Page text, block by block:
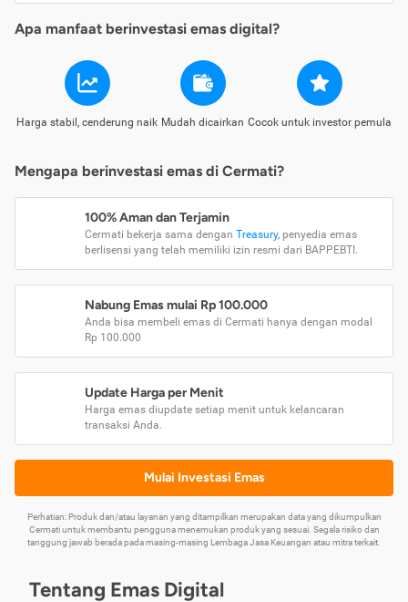
Apa manfaat berinvestasi emas digital?
Harga stabil, cenderung naik Mudah dicairkan Cocok untuk investor pemula
Mengapa berinvestasi emas di Cermati?
100% Aman dan Terjamin
Cermati bekerja sama dengan Treasury, penyedia emas
berlisensi yang telah memiliki izin resmi dari BAPPEBTI.
Nabung Emas mulai Rp 100.000
Anda bisa membeli emas di Cermati hanya dengan modal
Rp 100.000
Update Harga per Menit
Harga emas diupdate setiap menit untuk kelancaran
transaksi Anda.
Mulai Investasi Emas
Perhatian: Produk dan/atau layanan yang ditampilkan merupakan data yang dikumpulkan
Cermati untuk membantu pengguna menemukan produk yang sesuai. Segala risiko dan
tanggung jawab berada pada masing-masing Lembaga Jasa Keuangan atau mitra terkait.
Tentang Emas Digital